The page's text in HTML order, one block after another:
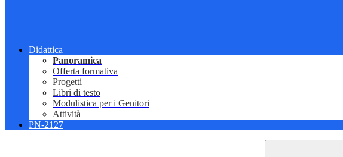
Didattica
Panoramica
Offerta formativa
Progetti
Libri di testo
Modulistica per i Genitori
Attività
PN-2127